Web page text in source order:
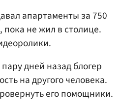
апартаменты за 750
пока не жил в столице.
дней назад блогер
на другого человека.
его помощники.